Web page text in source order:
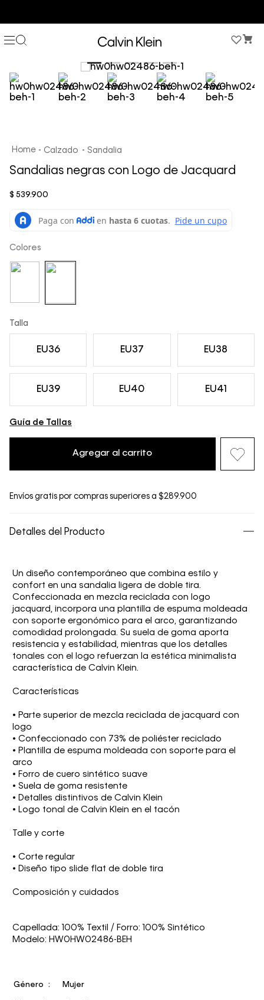
Calzado Sandalia
Sandalias negras con Logo de Jacquard
$ 539.900
Colores
Talla
EU36 EU37 EU38
EU39 EU40 EU41
Guía de Tallas
Agregar al carrito
Envíos gratis por compras superiores a $289.900
Detalles del Producto
Un diseño contemporáneo que combina estilo y
confort en una sandalia ligera de doble tira.
Confeccionada en mezcla reciclada con logo
jacquard, incorpora una plantilla de espuma moldeada
con soporte ergonómico para el arco, garantizando
comodidad prolongada. Su suela de goma aporta
resistencia y estabilidad, mientras que los detalles
tonales con el logo refuerzan la estética minimalista
característica de Calvin Klein.
Características
• Parte superior de mezcla reciclada de jacquard con
logo
• Confeccionado con 73% de poliéster reciclado
• Plantilla de espuma moldeada con soporte para el
arco
• Forro de cuero sintético suave
• Suela de goma resistente
• Detalles distintivos de Calvin Klein
• Logo tonal de Calvin Klein en el tacón
Talle y corte
• Corte regular
• Diseño tipo slide flat de doble tira
Composición y cuidados
Capellada: 100% Textil / Forro: 100% Sintético
Modelo: HW0HW02486-BEH
Género Mujer